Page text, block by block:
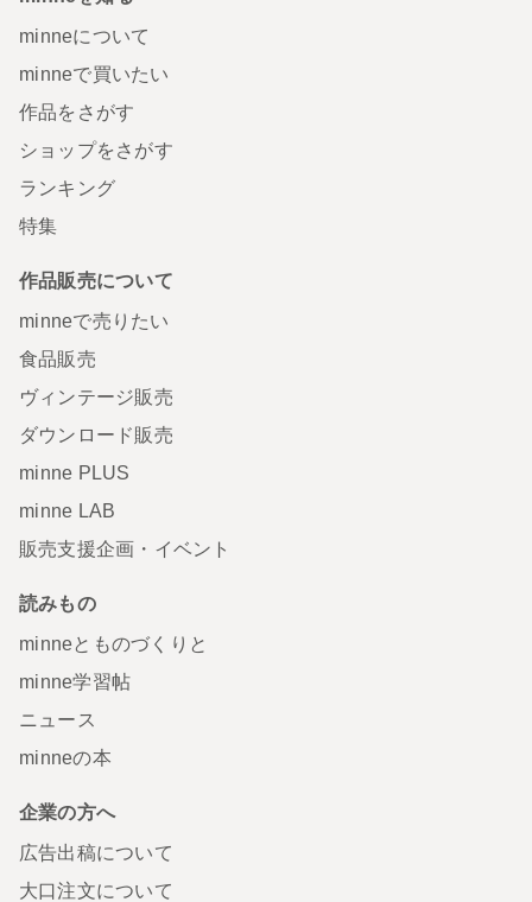
minneについて
minneで買いたい
作品をさがす
ショップをさがす
ランキング
特集
作品販売について
minneで売りたい
食品販売
ヴィンテージ販売
ダウンロード販売
minne PLUS
minne LAB
販売支援企画・イベント
読みもの
minneとものづくりと
minne学習帖
ニュース
minneの本
企業の方へ
広告出稿について
大口注文について